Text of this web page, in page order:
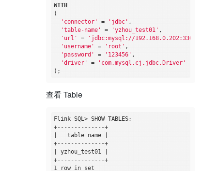
WITH
(
'connector'
= 'jdbc' ,
'table-name'
= 'yzhou_test01' ,
'url'
=
'jdbc:mysql://192.168.0.202:3306/
'username'
= 'root' ,
'password'
= '123456' ,
'driver'
=
'com.mysql.cj.jdbc.Driver'
查看 Table
Flink SQL> SHOW TABLES;
+--------------+
|   table name |
+--------------+
| yzhou_test01 |
+--------------+